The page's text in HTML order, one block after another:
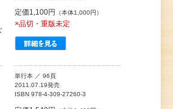
定価1,100円 （本体1,000円）
×品切・重版未定
単行本 ／ 96頁
2011.07.19発売
ISBN 978-4-309-27260-3